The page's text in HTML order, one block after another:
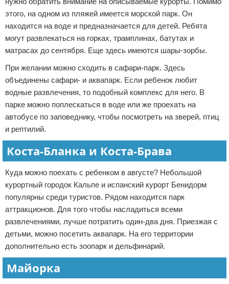
этого, на одном из пляжей имеется морской парк. Он
находится на воде и предназначается для детей. Ребята
могут развлекаться на горках, трамплинах, батутах и
матрасах до сентября. Еще здесь имеются шары-зорбы.
При желании можно сходить в сафари-парк. Здесь
объединены сафари- и аквапарк. Если ребенок любит
водные развлечения, то подобный комплекс для него. В
парке можно поплескаться в воде или же проехать на
автобусе по заповеднику, чтобы посмотреть на зверей, птиц
и рептилий.
Коста-Бланка и Коста-Брава
Куда можно поехать с ребенком в августе? Небольшой
курортный городок Кальпе и испанский курорт Бенидорм
популярны среди туристов. Рядом находится парк
аттракционов. Для того чтобы насладиться всеми
развлечениями, лучше потратить один-два дня. Приезжая с
детьми, можно посетить аквапарк. На его территории
дополнительно есть зоопарк и дельфинарий.
Майорка